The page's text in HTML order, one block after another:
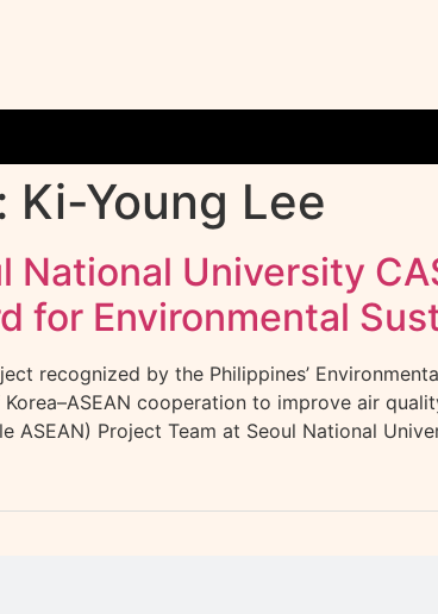
Ki-Young Lee
National University
for Environmental
recognized by the Philippines’
Korea–ASEAN cooperation to improve air
ASEAN) Project Team at Seoul National